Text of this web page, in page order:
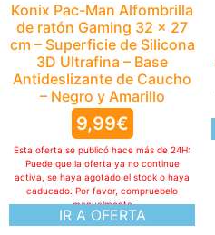
Konix Pac-Man Alfombrilla
de ratón Gaming 32 x 27
cm – Superficie de Silicona
3D Ultrafina – Base
Antideslizante de Caucho
– Negro y Amarillo
9,99€
IR A OFERTA
Esta oferta se publicó hace más de 24H:
Puede que la oferta ya no continue
activa, se haya agotado el stock o haya
caducado. Por favor, compruebelo
manualmente